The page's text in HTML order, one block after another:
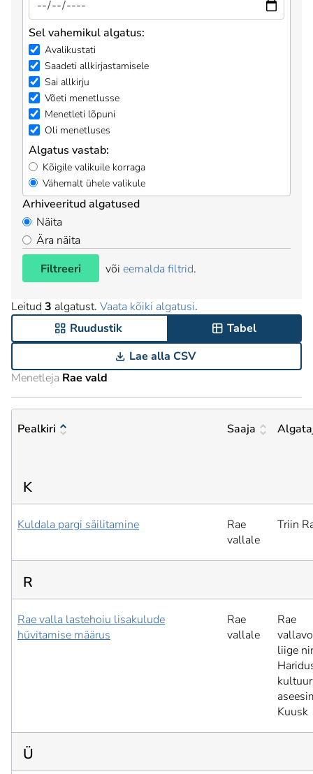
Sel vahemikul algatus:
Avalikustati
Saadeti allkirjastamisele
Sai allkirju
Võeti menetlusse
Menetleti lõpuni
Oli menetluses
Algatus vastab:
Kõigile valikuile korraga
Vähemalt ühele valikule
Arhiveeritud algatused
Näita
Ära näita
Filtreeri
või eemalda filtrid.
Leitud 3 algatust. Vaata kõiki algatusi.
Ruudustik
Tabel
Lae alla CSV
Menetleja Rae vald
Pealkiri Saaja
K
Kuldala pargi säilitamine
Rae
vallale
Triin
R
Rae valla lastehoiu lisakulude
hüvitamise määrus
Rae
vallale
Rae
liige
Kuusk
Ü